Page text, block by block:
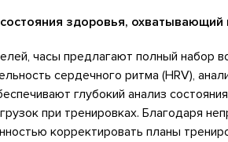
здоровья, охватывающий
часы предлагают полный набор
сердечного ритма (HRV),
глубокий анализ
при тренировках. Благодаря
корректировать планы